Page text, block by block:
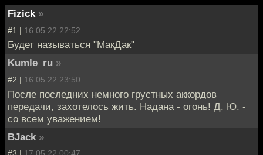
Fizick »
#1 | 16.05.22 22:52
Будет называться "МакДак"
Kumle_ru »
#2 | 16.05.22 23:50
После последних немного грустных аккордов
передачи, захотелось жить. Надана - огонь! Д. Ю. -
со всем уважением!
BJack »
#3 | 17.05.22 00:47